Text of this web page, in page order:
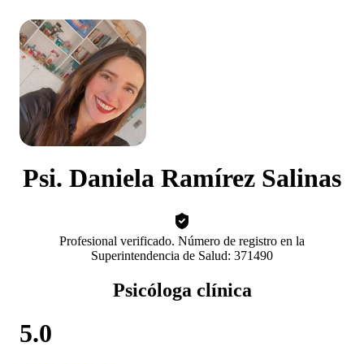
Psi. Daniela Ramírez Salinas
Profesional verificado. Número de registro en la
Superintendencia de Salud: 371490
Psicóloga clínica
5.0